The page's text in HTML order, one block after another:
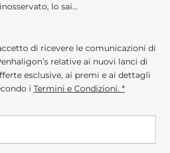
inosservato, lo sai...
di ricevere le comunicazioni di
relative ai nuovi lanci di
esclusive, ai premi e ai dettagli
i Termini e Condizioni. *